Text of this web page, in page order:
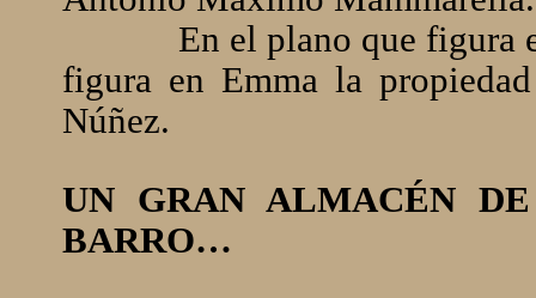
En el plano que figura
figura en Emma la
Núñez.
UN GRAN ALMACÉN
BARRO…